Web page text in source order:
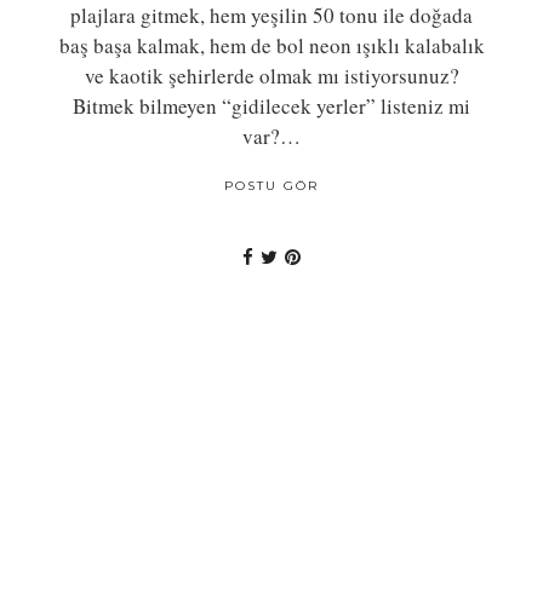
plajlara gitmek, hem yeşilin 50 tonu ile doğada
baş başa kalmak, hem de bol neon ışıklı kalabalık
ve kaotik şehirlerde olmak mı istiyorsunuz?
Bitmek bilmeyen “gidilecek yerler” listeniz mi
var?…
POSTU GÖR